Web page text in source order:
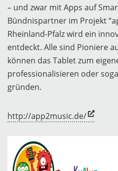
– und zwar mit Apps auf
Bündnispartner im Projekt
Rheinland-Pfalz wird ein
entdeckt. Alle sind Pioniere
können das Tablet zum
professionalisieren oder
gründen.
http://app2music.de/